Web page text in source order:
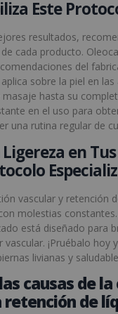
Este
resultados,
cada producto.
del
sobre la piel en
hasta su
en el uso para
una rutina regular de
Ligereza en
vascular y retención
molestias
está diseñado para
¡Pruébalo hoy
livianas y
causas de
de